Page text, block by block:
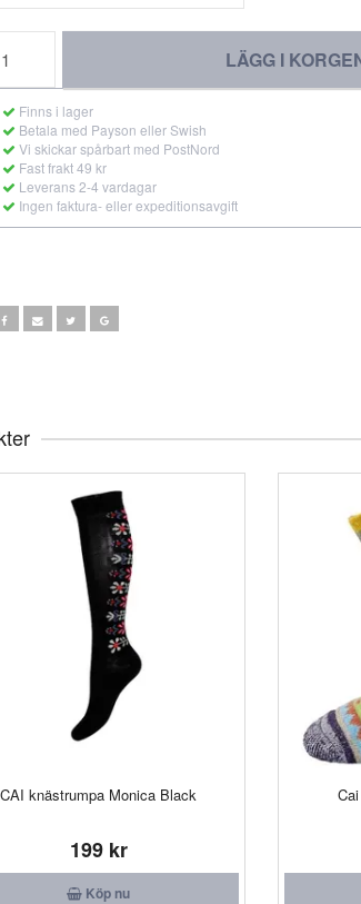
LÄGG I
Finns i lager
Betala med Payson eller Swish
Vi skickar spårbart med PostNord
Fast frakt 49 kr
Leverans 2-4 vardagar
Ingen faktura- eller expeditionsavgift
CAI knästrumpa Monica Black
199 kr
Köp nu